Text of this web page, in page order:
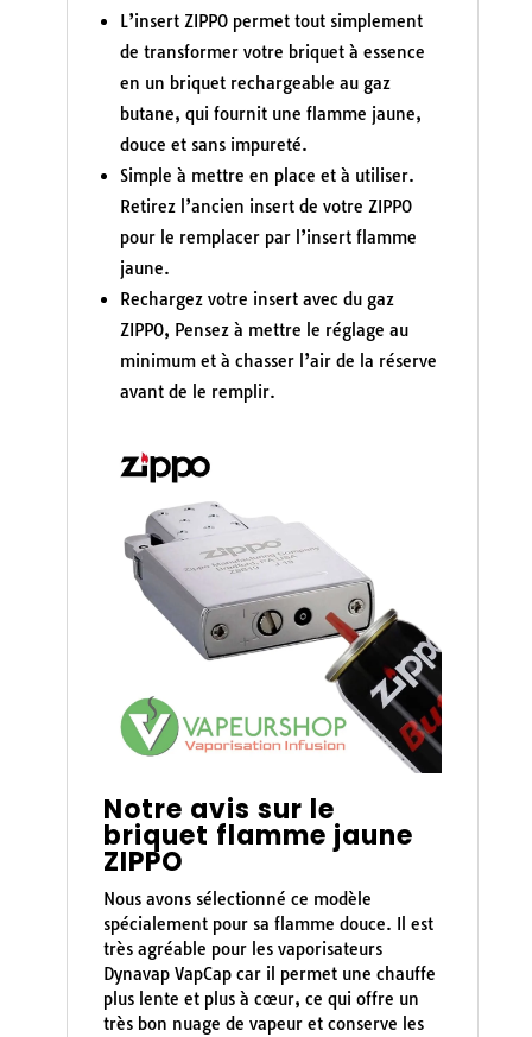
L’insert ZIPPO permet tout simplement
de transformer votre briquet à essence
en un briquet rechargeable au gaz
butane, qui fournit une flamme jaune,
douce et sans impureté.
Simple à mettre en place et à utiliser.
Retirez l’ancien insert de votre ZIPPO
pour le remplacer par l’insert flamme
jaune.
Rechargez votre insert avec du gaz
ZIPPO, Pensez à mettre le réglage au
minimum et à chasser l’air de la réserve
avant de le remplir.
Notre avis sur le
briquet flamme jaune
ZIPPO
Nous avons sélectionné ce modèle
spécialement pour sa flamme douce. Il est
très agréable pour les vaporisateurs
Dynavap VapCap car il permet une chauffe
plus lente et plus à cœur, ce qui offre un
très bon nuage de vapeur et conserve les